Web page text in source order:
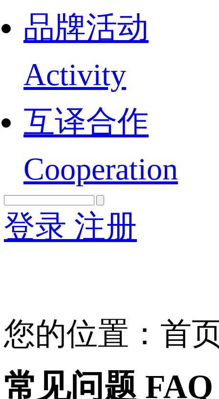
品牌活动
Activity
互译合作
Cooperation
登录 注册
您的位置：首
常见问题 FAQ